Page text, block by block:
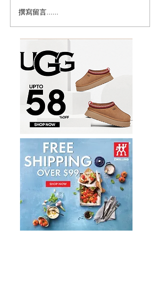
Magic Bullet MBR-1702
多功能食物料理机/榨汁机
17件套5.8折
撰寫留言......